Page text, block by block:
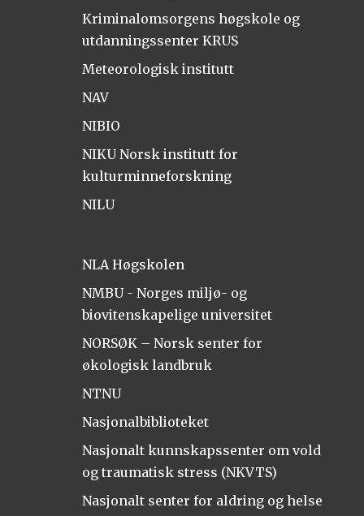
Kriminalomsorgens høgskole og
utdanningssenter KRUS
Meteorologisk institutt
NAV
NIBIO
NIKU Norsk institutt for
kulturminneforskning
NILU
NLA Høgskolen
NMBU - Norges miljø- og
biovitenskapelige universitet
NORSØK – Norsk senter for
økologisk landbruk
NTNU
Nasjonalbiblioteket
Nasjonalt kunnskapssenter om vold
og traumatisk stress (NKVTS)
Nasjonalt senter for aldring og helse